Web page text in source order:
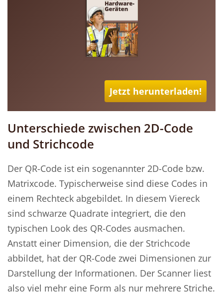
Jetzt herunterladen!
Unterschiede zwischen 2D-Code
und Strichcode
Der QR-Code ist ein sogenannter 2D-Code bzw.
Matrixcode. Typischerweise sind diese Codes in
einem Rechteck abgebildet. In diesem Viereck
sind schwarze Quadrate integriert, die den
typischen Look des QR-Codes ausmachen.
Anstatt einer Dimension, die der Strichcode
abbildet, hat der QR-Code zwei Dimensionen zur
Darstellung der Informationen. Der Scanner liest
also viel mehr eine Form als nur mehrere Striche.